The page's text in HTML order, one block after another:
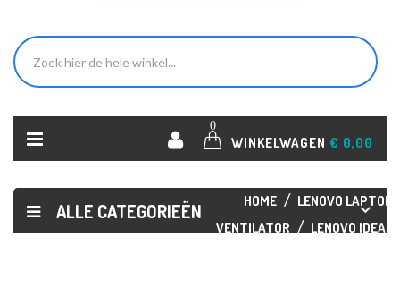
0
WINKELWAGEN € 0,00
ALLE CATEGORIEËN HOME
LENOVO LAPTOP
VENTILATOR
LENOVO